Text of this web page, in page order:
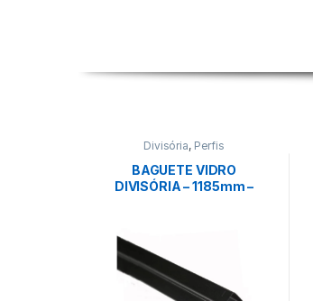
Divisória, Perfis
BAGUETE VIDRO
DIVISÓRIA – 1185mm –